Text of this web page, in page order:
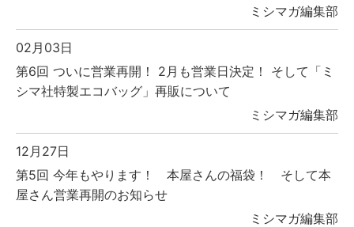
ミシマガ編集部
02月03日
第6回 ついに営業再開！ 2月も営業日決定！ そして「ミ
シマ社特製エコバッグ」再販について
ミシマガ編集部
12月27日
第5回 今年もやります！ 本屋さんの福袋！ そして本
屋さん営業再開のお知らせ
ミシマガ編集部